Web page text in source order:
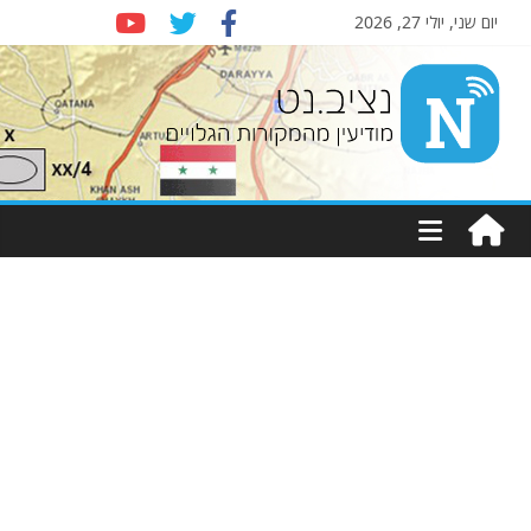
יום שני, יולי 27, 2026
Nziv.net
מודיעין
מהמקורות